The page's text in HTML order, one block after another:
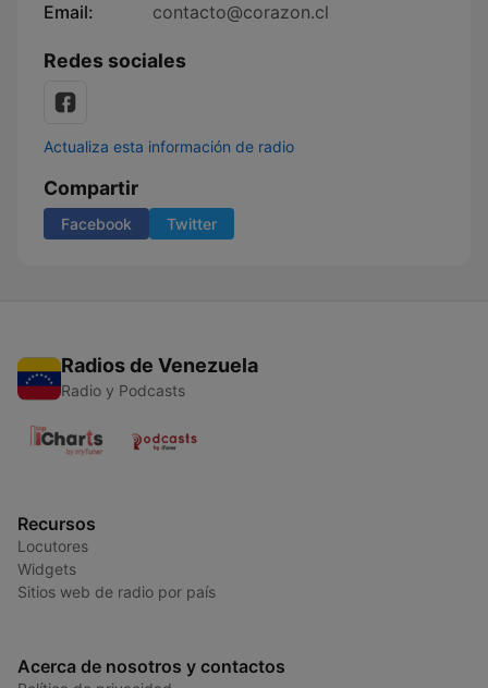
Email:
contacto@corazon.cl
Redes sociales
Actualiza esta información de radio
Compartir
Facebook Twitter
Radios de Venezuela
Radio y Podcasts
Recursos
Locutores
Widgets
Sitios web de radio por país
Acerca de nosotros y contactos